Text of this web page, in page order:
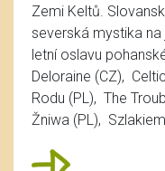
Zemi Keltů.
severská mystika
letní oslavu
Deloraine (CZ),
Rodu (PL), The
Žniwa (PL),